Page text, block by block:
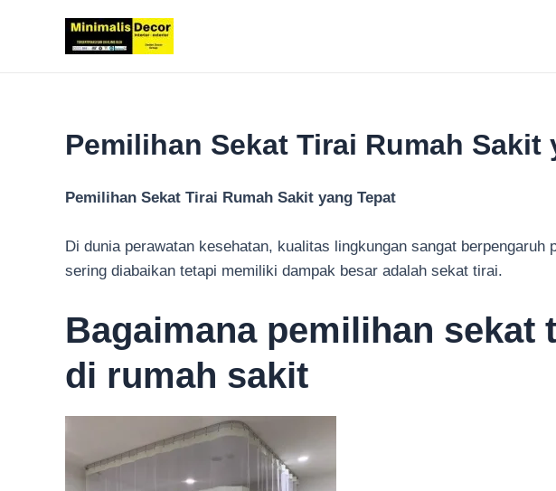
Pemilihan Sekat Tirai Rumah Sakit
Pemilihan Sekat Tirai Rumah Sakit yang Tepat
Di dunia perawatan kesehatan, kualitas lingkungan sangat
sering diabaikan tetapi memiliki dampak besar adalah sekat tirai.
Bagaimana pemilihan sekat
di rumah sakit